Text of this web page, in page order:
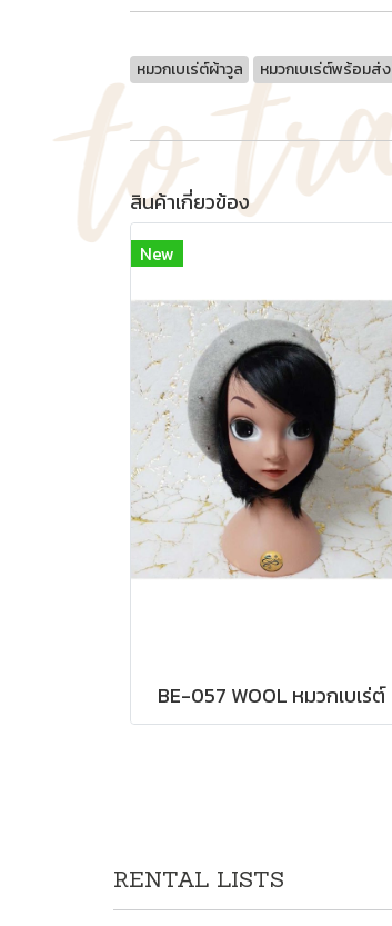
หมวกเบเร่ต์ผ้าวูล หมวกเบเร่ต์พร้อมส่ง
สินค้าเกี่ยวข้อง
New
BE-057 WOOL หมวกเบเร่ต์
RENTAL LISTS